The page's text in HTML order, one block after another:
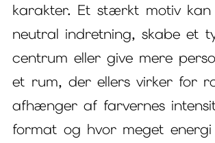
karakter. Et stærkt motiv kan
neutral indretning, skabe et
centrum eller give mere
et rum, der ellers virker for
afhænger af farvernes
format og hvor meget